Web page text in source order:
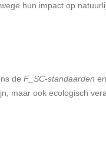
hun impact op
de F_SC-standaarden
maar ook ecologisch